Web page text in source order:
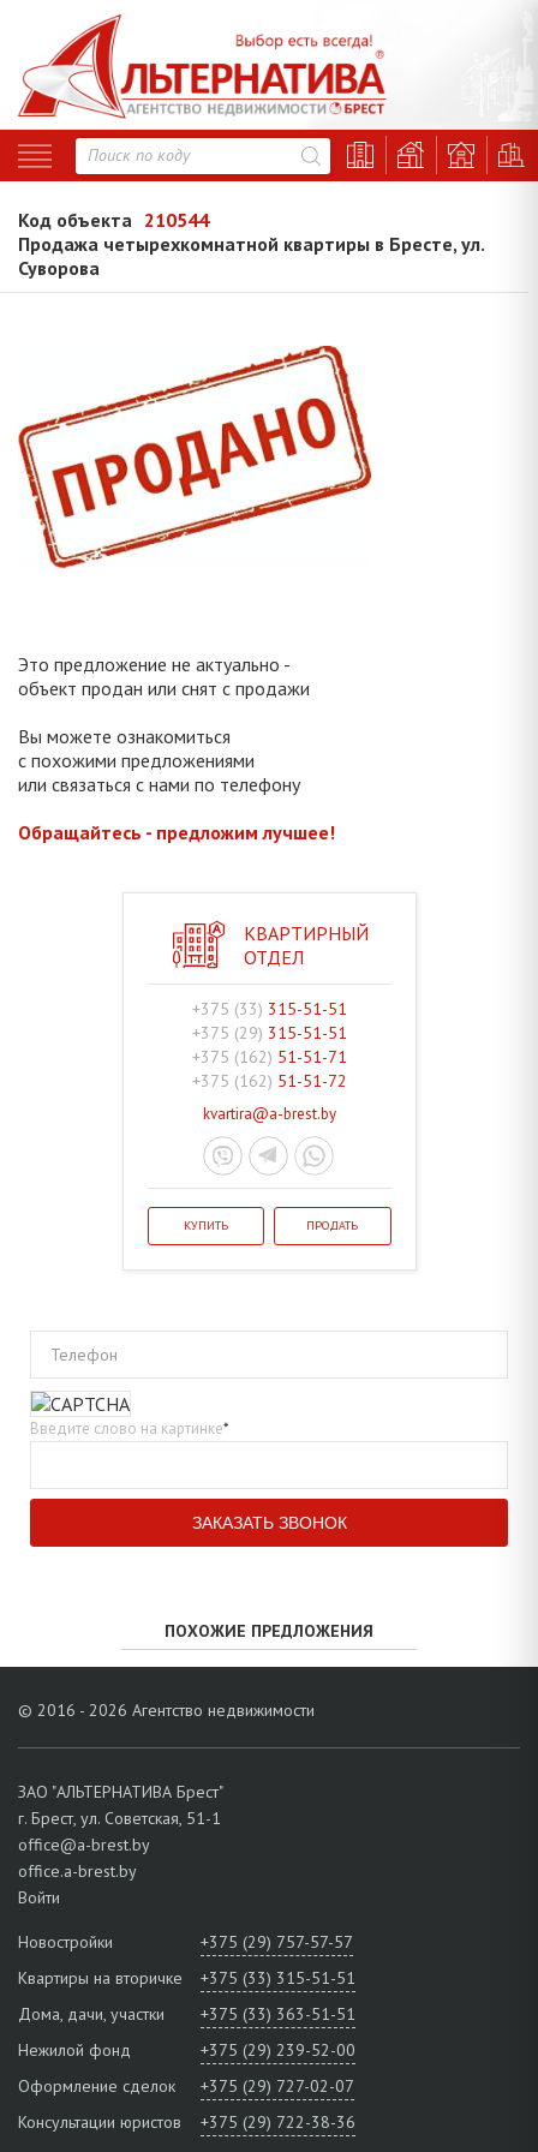
Код объекта 210544
Продажа четырехкомнатной квартиры в Бресте, ул.
Суворова
Это предложение не актуально -
объект продан или снят с продажи
Вы можете ознакомиться
с похожими предложениями
или связаться с нами по телефону
Обращайтесь - предложим лучшее!
КВАРТИРНЫЙ
ОТДЕЛ
+375 (33) 315-51-51
+375 (29) 315-51-51
+375 (162) 51-51-71
+375 (162) 51-51-72
kvartira@a-brest.by
КУПИТЬ ПРОДАТЬ
Телефон
Введите слово на картинке*
ПОХОЖИЕ ПРЕДЛОЖЕНИЯ
© 2016 - 2026 Агентство недвижимости
ЗАО "АЛЬТЕРНАТИВА Брест"
г. Брест, ул. Советская, 51-1
office@a-brest.by
office.a-brest.by
Войти
Новостройки
+375 (29) 757-57-57
Квартиры на вторичке
+375 (33) 315-51-51
Дома, дачи, участки
+375 (33) 363-51-51
Нежилой фонд
+375 (29) 239-52-00
Оформление сделок
+375 (29) 727-02-07
Консультации юристов
+375 (29) 722-38-36